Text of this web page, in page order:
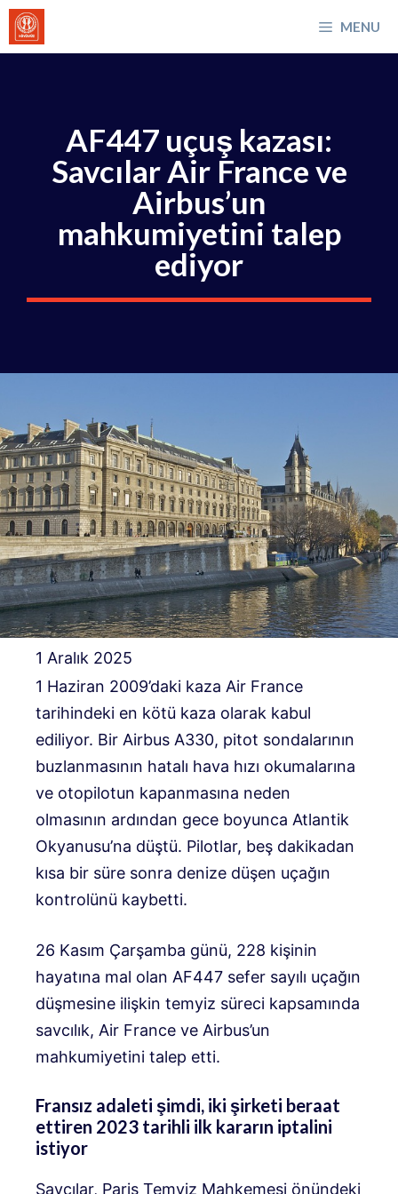
İçeriğe
atla
MENU
AF447 uçuş kazası:
Savcılar Air France ve
Airbus’un
mahkumiyetini talep
ediyor
1 Aralık 2025
1 Haziran 2009’daki kaza Air France
tarihindeki en kötü kaza olarak kabul
ediliyor. Bir Airbus A330, pitot sondalarının
buzlanmasının hatalı hava hızı okumalarına
ve otopilotun kapanmasına neden
olmasının ardından gece boyunca Atlantik
Okyanusu’na düştü. Pilotlar, beş dakikadan
kısa bir süre sonra denize düşen uçağın
kontrolünü kaybetti.
26 Kasım Çarşamba günü, 228 kişinin
hayatına mal olan AF447 sefer sayılı uçağın
düşmesine ilişkin temyiz süreci kapsamında
savcılık, Air France ve Airbus’un
mahkumiyetini talep etti.
Fransız adaleti şimdi, iki şirketi beraat
ettiren 2023 tarihli ilk kararın iptalini
istiyor
Savcılar, Paris Temyiz Mahkemesi önündeki